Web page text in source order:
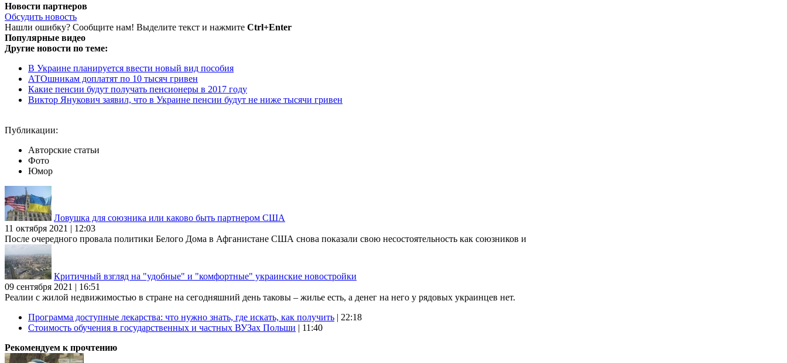
Новости партнеров
Обсудить новость
Нашли ошибку? Сообщите нам! Выделите текст и нажмите Ctrl+Enter
Популярные видео
Другие новости по теме:
В Украине планируется ввести новый вид пособия
АТОшникам доплатят по 10 тысяч гривен
Какие пенсии будут получать пенсионеры в 2017 году
Виктор Янукович заявил, что в Украине пенсии будут не ниже тысячи гривен
Публикации:
Авторские статьи
Фото
Юмор
Ловушка для союзника или каково быть партнером США
11 октября 2021 | 12:03
После очередного провала политики Белого Дома в Афганистане США снова показали свою несостоятельность как союзников и
Критичный взгляд на "удобные" и "комфортные" украинские новостройки
09 сентября 2021 | 16:51
Реалии с жилой недвижимостью в стране на сегодняшний день таковы – жилье есть, а денег на него у рядовых украинцев нет.
Программа доступные лекарства: что нужно знать, где искать, как получить | 22:18
Стоимость обучения в государственных и частных ВУЗах Польши | 11:40
Рекомендуем к прочтению